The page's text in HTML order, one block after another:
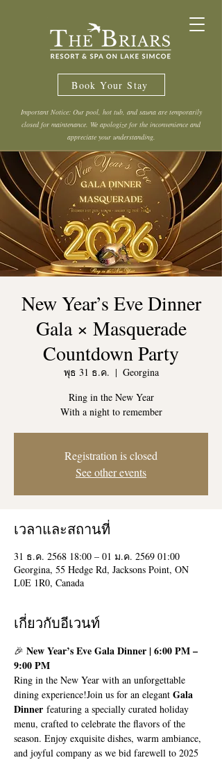
Book Your Stay
Important Notice: Our pool, hot tub, and sauna are temporarily
closed for maintenance. We apologize for the inconvenience and
appreciate your understanding.
New Year’s Eve Dinner
Gala × Masquerade
Countdown Party
พุธ 31 ธ.ค.
  |
Georgina
Ring in the New Year
With a night to remember
Registration is closed
See other events
เวลาและสถานที่
31 ธ.ค. 2568 18:00 – 01 ม.ค. 2569 01:00
Georgina, 55 Hedge Rd, Jacksons Point, ON
L0E 1R0, Canada
เกี่ยวกับอีเวนท์
🎉 New Year’s Eve Gala Dinner | 6:00 PM –
9:00 PM
Ring in the New Year with an unforgettable
dining experience!Join us for an elegant Gala
Dinner featuring a specially curated holiday
menu, crafted to celebrate the flavors of the
season. Enjoy exquisite dishes, warm ambiance,
and joyful company as we bid farewell to 2025